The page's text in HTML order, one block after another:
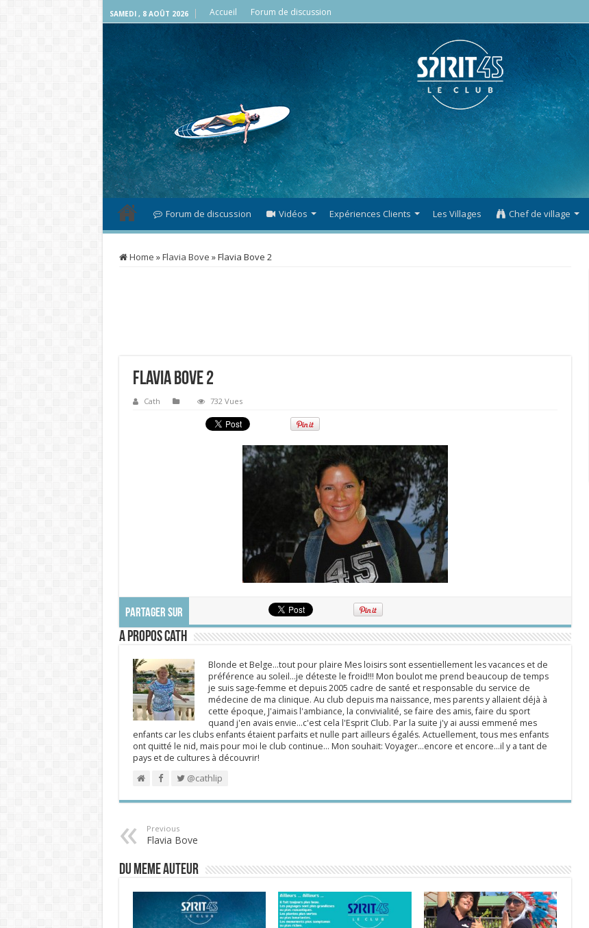
SAMEDI , 8 AOÛT 2026 Accueil Forum de discussion
Forum de discussion Vidéos Expériences Clients Les Villages Chef de village
Home »Flavia Bove »Flavia Bove 2
Flavia Bove 2
Cath 732 Vues
PARTAGER SUR
A propos Cath
Blonde et Belge...tout pour plaire Mes loisirs sont essentiellement les vacances et de
préférence au soleil...je déteste le froid!!! Mon boulot me prend beaucoup de temps
je suis sage-femme et depuis 2005 cadre de santé et responsable du service de
médecine de ma clinique. Au club depuis ma naissance, mes parents y allaient déjà à
cette époque, J'aimais l'ambiance, la convivialité, se faire des amis, faire du sport
quand j'en avais envie...c'est cela l'Esprit Club. Par la suite j'y ai aussi emmené mes
enfants car les clubs enfants étaient parfaits et nulle part ailleurs égalés. Actuellement, tous mes enfants
ont quitté le nid, mais pour moi le club continue... Mon souhait: Voyager...encore et encore...il y a tant de
pays et de cultures à découvrir!
@cathlip
Previous
Flavia Bove
DU MEME AUTEUR